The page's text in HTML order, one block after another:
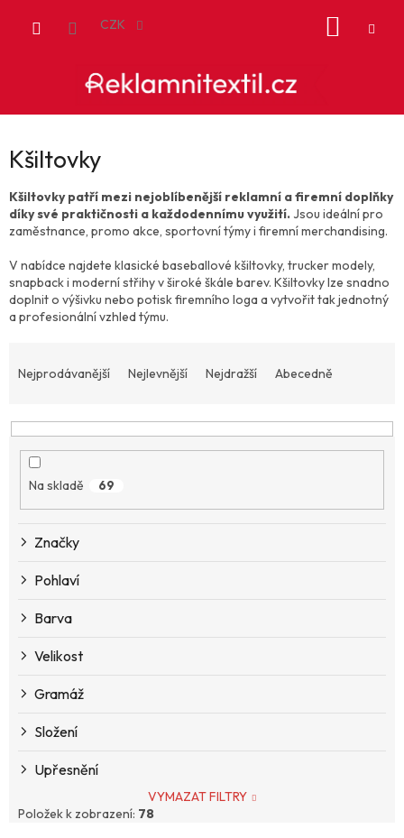
CZK
Kšiltovky
Kšiltovky patří mezi nejoblíbenější reklamní a firemní doplňky
díky své praktičnosti a každodennímu využití. Jsou ideální pro
zaměstnance, promo akce, sportovní týmy i firemní merchandising.
V nabídce najdete klasické baseballové kšiltovky, trucker modely,
snapback i moderní střihy v široké škále barev. Kšiltovky lze snadno
doplnit o výšivku nebo potisk firemního loga a vytvořit tak jednotný
a profesionální vzhled týmu.
a
n
Nejprodávanější Nejlevnější Nejdražší Abecedně
Na skladě 69
Značky
Pohlaví
Barva
Velikost
Gramáž
Složení
Upřesnění
VYMAZAT FILTRY
Položek k zobrazení: 78